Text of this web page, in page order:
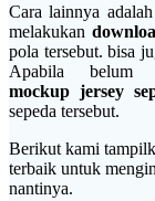
Cara lainnya
melakukan
pola tersebut. bisa
Apabila belum
mockup jersey
sepeda tersebut.
Berikut kami
terbaik untuk
nantinya.